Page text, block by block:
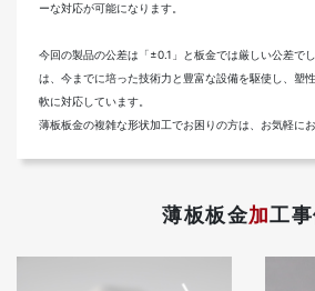
ーな対応が可能になります。
今回の製品の公差は「±0.1」と板金では厳しい公差で
は、今までに培った技術力と豊富な設備を駆使し、塑
軟に対応しています。
薄板板金の複雑な形状加工でお困りの方は、お気軽にお
薄板板金加工事